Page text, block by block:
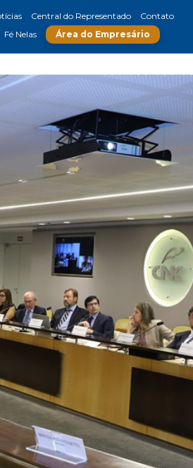
Central do Representado
Contato
Fé Nelas Área do Empresário